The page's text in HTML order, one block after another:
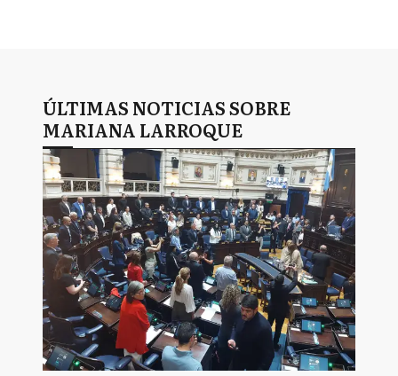
ÚLTIMAS NOTICIAS SOBRE
MARIANA LARROQUE